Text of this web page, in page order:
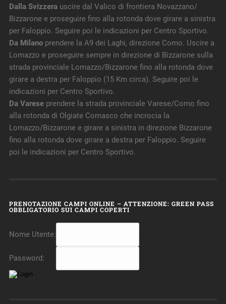
Dalla Svizzerauscire dal Valico di frontiera Novazzano/
Bizzarone e proseguire fino alla rotonda dove girare a sinistra
per Faloppio. Seguire poi le indicazioni per Centro Sportivo.
Da Milanoprendere la A9 dei Laghi, direzione Como. Uscire a
Lomazzo e proseguire sempre in direzione di Bizzarone sulla
strada provinciale Lomazzo/Bizzarone fino alla rotonda dove
girare a destra per Faloppio (15 Km circa). Seguire poi le
indicazioni per Centro Sportivo.
Da Vareseprendere la strada provinciale Varese/Como fino
alla rotonda di Olgiate Comasco che incrocia la
Lomazzo/Bizzarone e girare a sinistra in direzione Bizzarone
fino alla rotonda dove girare a destra per Faloppio. Seguire
poi le indicazioni per Centro Sportivo.
PRENOTAZIONE CAMPI ONLINE – ATTENZIONE: GREEN PASS
OBBLIGATORIO SUI CAMPI COPERTI
Nome Utente:
Password: